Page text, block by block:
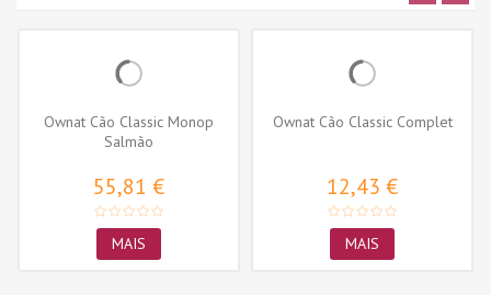
Ownat Cão Classic Monop
Salmão
55,81 €
MAIS
Ownat Cão Classic Complet
12,43 €
MAIS